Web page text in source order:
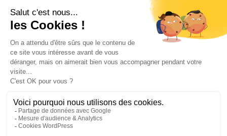
Nos certifications